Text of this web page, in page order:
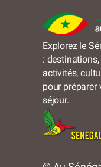
Explorez le
:
activités,
pour préparer
séjour.